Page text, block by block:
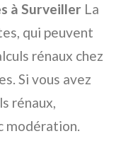
à Surveiller La
qui peuvent
rénaux chez
Si vous avez
rénaux,
modération.